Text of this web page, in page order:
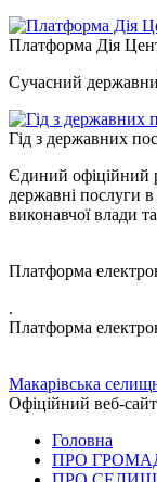
Платформа Дія
Сучасний
Гід з державних
Єдиний офіційний
державні послуги
виконавчої влади
Платформа
.
Платформа
Макарівська
Офіційний веб-сайт
Головна
ПРО